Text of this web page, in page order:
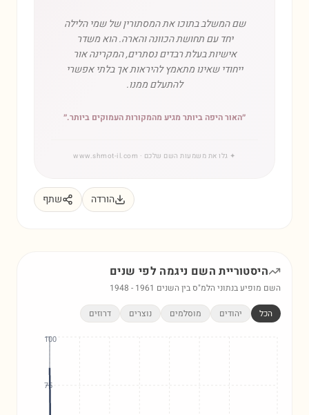
שם המשלב בתוכו את המסתורין של שמי הלילה
יחד עם תחושת הכוונה והארה. הוא משדר
אישיות בעלת רבדים נסתרים, המקרינה אור
ייחודי שאינו מתאמץ להיראות אך בלתי אפשרי
להתעלם ממנו.
״האור היפה ביותר מגיע מהמקורות העמוקים ביותר.״
✦ גלו את משמעות השם שלכם · www.shmot-il.com
הורדה שתף
היסטוריית השם ניגמה לפי שנים
השם מופיע בנתוני הלמ"ס בין השנים 1948 - 1961
הכל יהודים מוסלמים נוצרים דרוזים
75
100